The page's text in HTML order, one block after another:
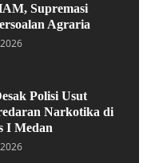
Supremasi
Agraria
Polisi Usut
Narkotika di
I Medan